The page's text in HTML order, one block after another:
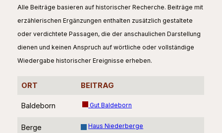
Alle Beiträge basieren auf historischer Recherche. Beiträge mit
erzählerischen Ergänzungen enthalten zusätzlich gestaltete
oder verdichtete Passagen, die der anschaulichen Darstellung
dienen und keinen Anspruch auf wörtliche oder vollständige
Wiedergabe historischer Ereignisse erheben.
ORT BEITRAG
Baldeborn Gut Baldeborn
Berge Haus Niederberge